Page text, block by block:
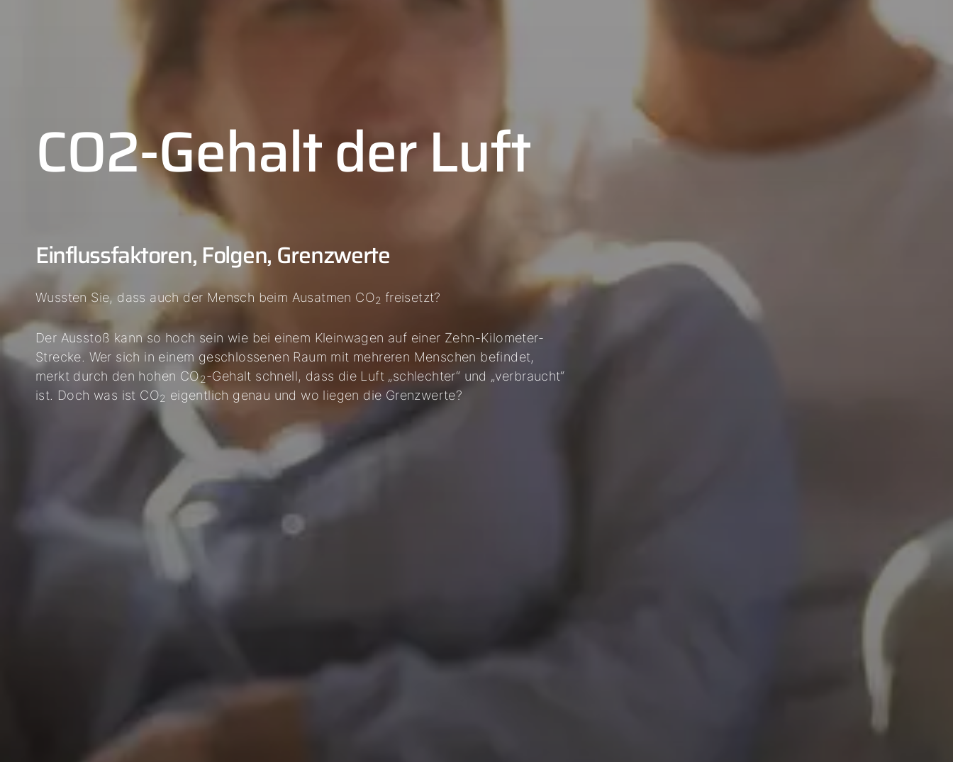
CO2-Gehalt der Luft
Einflussfaktoren, Folgen, Grenzwerte
Wussten Sie, dass auch der Mensch beim Ausatmen CO2 freisetzt?
Der Ausstoß kann so hoch sein wie bei einem Kleinwagen auf einer Zehn-Kilometer-
Strecke. Wer sich in einem geschlossenen Raum mit mehreren Menschen befindet,
merkt durch den hohen CO2-Gehalt schnell, dass die Luft „schlechter“ und „verbraucht“
ist. Doch was ist CO2 eigentlich genau und wo liegen die Grenzwerte?